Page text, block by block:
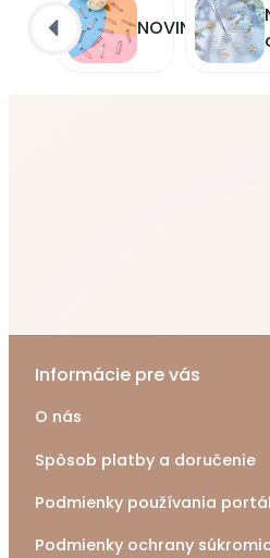
NOVINKY
Informácie pre vás
O nás
Spôsob platby a doručenie
Podmienky používania
Podmienky ochrany